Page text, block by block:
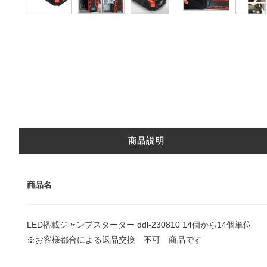
商品説明
商品名
LED搭載ジャンプスターター ddl-230810 14個から14個単位
※お客様都合による返品交換 不可 商品です